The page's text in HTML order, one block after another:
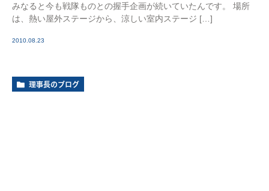
みなると今も戦隊ものとの握手企画が続いていたんです。 場所
は、熱い屋外ステージから、涼しい室内ステージ […]
2010.08.23
理事長のブログ